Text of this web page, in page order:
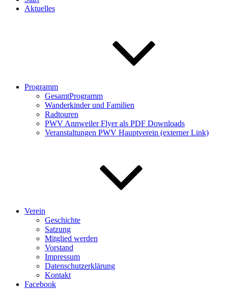
Aktuelles
Programm
GesamtProgramm
Wanderkinder und Familien
Radtouren
PWV Annweiler Flyer als PDF Downloads
Veranstaltungen PWV Hauptverein (externer Link)
Verein
Geschichte
Satzung
Mitglied werden
Vorstand
Impressum
Datenschutzerklärung
Kontakt
Facebook